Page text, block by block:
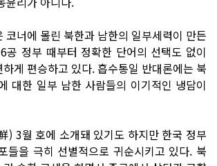
코너에 몰린 북한과 남한의 일부세력이 만든
공 정부 때부터 정확한 단어의 선택도 없이
게 편승하고 있다. 흡수통일 반대론에는 북
대한 일부 남한 사람들의 이기적인 냉담이
) 3월 호에 소개돼 있기도 하지만 한국 정부
들을 극히 선별적으로 귀순시키고 있다. 북